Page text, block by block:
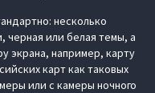
несколько
или белая темы, а
экрана, например, карту
карт как таковых
или с камеры ночного